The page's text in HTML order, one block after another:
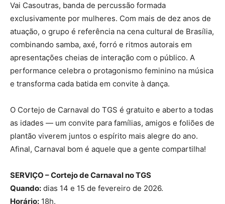
Vai Casoutras, banda de percussão formada
exclusivamente por mulheres. Com mais de dez anos de
atuação, o grupo é referência na cena cultural de Brasília,
combinando samba, axé, forró e ritmos autorais em
apresentações cheias de interação com o público. A
performance celebra o protagonismo feminino na música
e transforma cada batida em convite à dança.
O Cortejo de Carnaval do TGS é gratuito e aberto a todas
as idades — um convite para famílias, amigos e foliões de
plantão viverem juntos o espírito mais alegre do ano.
Afinal, Carnaval bom é aquele que a gente compartilha!
SERVIÇO – Cortejo de Carnaval no TGS
Quando: dias 14 e 15 de fevereiro de 2026.
Horário: 18h.